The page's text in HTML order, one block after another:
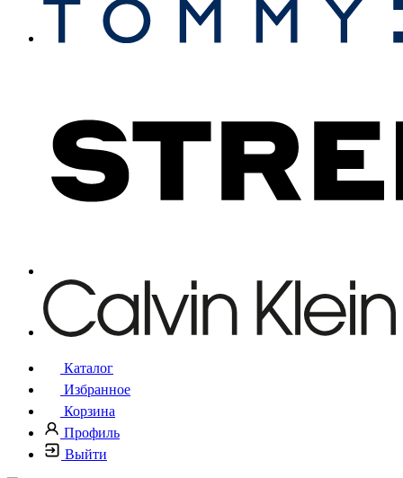
Каталог
Избранное
Корзина
Профиль
Выйти